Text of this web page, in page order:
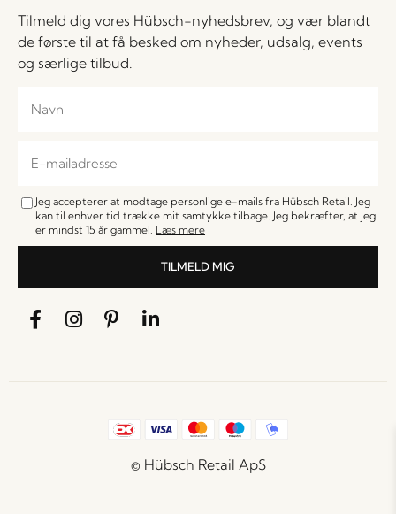
Tilmeld dig vores Hübsch-nyhedsbrev, og vær blandt
de første til at få besked om nyheder, udsalg, events
og særlige tilbud.
Jeg accepterer at modtage personlige e-mails fra Hübsch Retail. Jeg
kan til enhver tid trække mit samtykke tilbage. Jeg bekræfter, at jeg
er mindst 15 år gammel. Læs mere
TILMELD MIG
© Hübsch Retail ApS